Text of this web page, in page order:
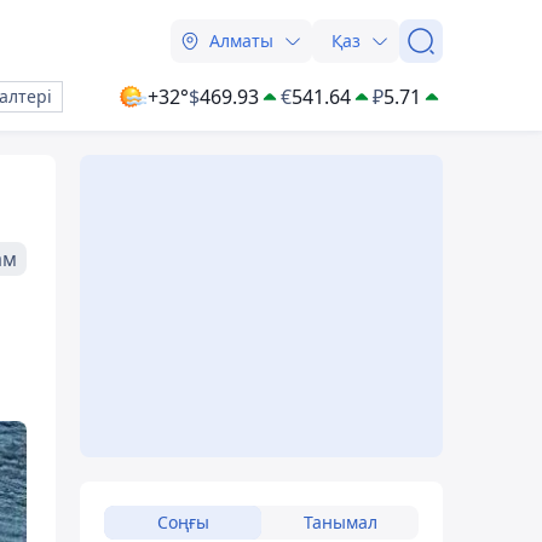
Алматы Қаз
+32°$469.93 €541.64 ₽5.71
Соңғы Танымал